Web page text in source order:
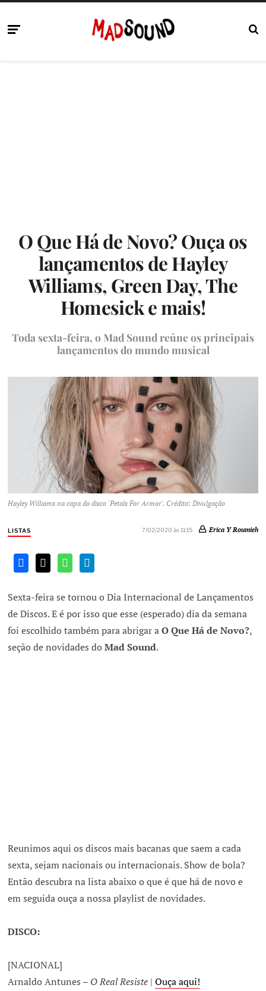
O Que Há de Novo? Ouça os
lançamentos de Hayley
Williams, Green Day, The
Homesick e mais!
Toda sexta-feira, o Mad Sound reúne os principais
lançamentos do mundo musical
Hayley Williams na capa do disco 'Petals For Armor'. Crédito: Divulgação
LISTAS 7/02/2020 às 11:15 Erica Y Roumieh
Sexta-feira se tornou o Dia Internacional de Lançamentos
de Discos. E é por isso que esse (esperado) dia da semana
foi escolhido também para abrigar aO Que Há de Novo?,
seção de novidades doMad Sound.
Reunimos aqui os discos mais bacanas que saem a cada
sexta, sejam nacionais ou internacionais. Show de bola?
Então descubra na lista abaixo o que é que há de novo e
em seguida ouça a nossa playlist de novidades.
DISCO:
[NACIONAL]
Arnaldo Antunes – O Real Resiste |Ouça aqui!